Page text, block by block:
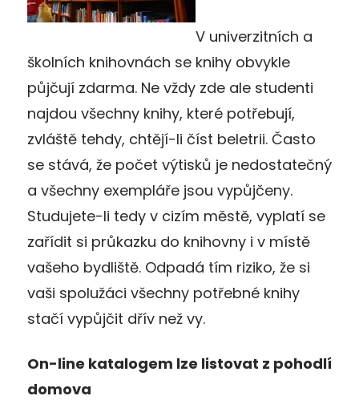
V univerzitních a
školních knihovnách se knihy obvykle
půjčují zdarma. Ne vždy zde ale studenti
najdou všechny knihy, které potřebují,
zvláště tehdy, chtějí-li číst beletrii. Často
se stává, že počet výtisků je nedostatečný
a všechny exempláře jsou vypůjčeny.
Studujete-li tedy v cizím městě, vyplatí se
zařídit si průkazku do knihovny i v místě
vašeho bydliště. Odpadá tím riziko, že si
vaši spolužáci všechny potřebné knihy
stačí vypůjčit dřív než vy.
On-line katalogem lze listovat z pohodlí
domova